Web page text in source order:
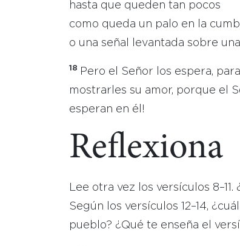
hasta que queden tan pocos
como queda un palo en la
o una señal levantada sobre
18
Pero el Señor los espera,
mostrarles su amor, porque el
esperan en él!
Reflexiona
Lee otra vez los versículos
Según los versículos 12–14,
pueblo? ¿Qué te enseña el